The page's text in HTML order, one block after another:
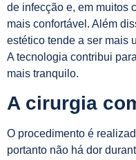
de infecção e, em muitos
mais confortável. Além
estético tende a ser mais
A tecnologia contribui
mais tranquilo.
A cirurgia
O procedimento é
portanto não há dor